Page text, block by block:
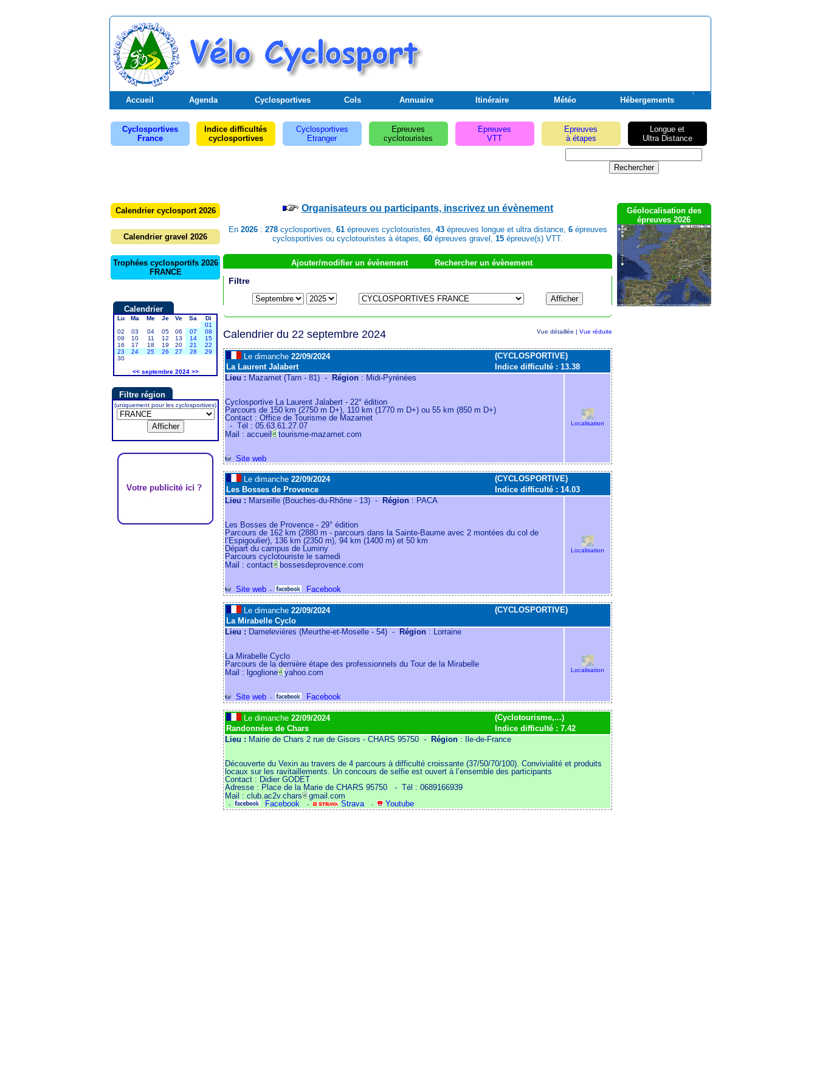
Accueil Agenda Cyclosportives Cols Annuaire Itinéraire Météo Hébergements
Cyclosportives
France
Indice difficultés
cyclosportives
Cyclosportives
Etranger
Epreuves
cyclotouristes
Epreuves
VTT
Epreuves
à étapes
Longue et
Ultra Distance
Calendrier cyclosport 2026
Calendrier gravel 2026
Trophées cyclosportifs 2026
FRANCE
Calendrier
Lu Ma Me Je Ve Sa
Di
01
02
03 04 05 06 07
08
09
10 11 12 13 14
15
16
17 18 19 20 21
22
23
24 25 26 27 28
29
30
<< septembre 2024 >>
Filtre région
(uniquement pour les cyclosportives)
Organisateurs ou participants, inscrivez un évènement
En 2026: 278cyclosportives, 61épreuves cyclotouristes, 43épreuves longue et ultra distance, 6épreuves
cyclosportives ou cyclotouristes à étapes, 60 épreuves gravel, 15 épreuve(s) VTT.
Ajouter/modifier un évènement Rechercher un évènement
Filtre
Calendrier du 22 septembre 2024 Vue détaillée | Vue réduite
Le dimanche 22/09/2024
(CYCLOSPORTIVE)
La Laurent Jalabert
Indice difficulté : 13.38
Lieu : Mazamet (Tarn - 81) - Région : Midi-Pyrénées
Cyclosportive La Laurent Jalabert - 22° édition
Parcours de 150 km (2750 m D+), 110 km (1770 m D+) ou 55 km (850 m D+)
Contact : Office de Tourisme de Mazamet
- Tél : 05.63.61.27.07
Mail : accueil
tourisme-mazamet.com
Site web
Localisation
Le dimanche 22/09/2024
(CYCLOSPORTIVE)
Les Bosses de Provence
Indice difficulté : 14.03
Lieu : Marseille (Bouches-du-Rhône - 13) - Région : PACA
Les Bosses de Provence - 29° édition
Parcours de 162 km (2880 m - parcours dans la Sainte-Baume avec 2 montées du col de
l’Espigoulier), 136 km (2350 m), 94 km (1400 m) et 50 km
Départ du campus de Luminy
Parcours cyclotouriste le samedi
Mail : contact
bossesdeprovence.com
Site web - Facebook
Localisation
Le dimanche 22/09/2024
(CYCLOSPORTIVE)
La Mirabelle Cyclo
Lieu : Damelevières (Meurthe-et-Moselle - 54) - Région : Lorraine
La Mirabelle Cyclo
Parcours de la dernière étape des professionnels du Tour de la Mirabelle
Mail : lgoglione
yahoo.com
Site web - Facebook
Localisation
Le dimanche 22/09/2024
(Cyclotourisme,...)
Randonnées de Chars
Indice difficulté : 7.42
Lieu : Mairie de Chars 2 rue de Gisors - CHARS 95750 - Région : Ile-de-France
Découverte du Vexin au travers de 4 parcours à difficulté croissante (37/50/70/100). Convivialité et produits
locaux sur les ravitaillements. Un concours de selfie est ouvert à l’ensemble des participants
Contact : Didier GODET
Adresse : Place de la Marie de CHARS 95750
- Tél : 0689166939
Mail : club.ac2v.chars
gmail.com
- Facebook - Strava- Youtube
Géolocalisation des
épreuves 2026